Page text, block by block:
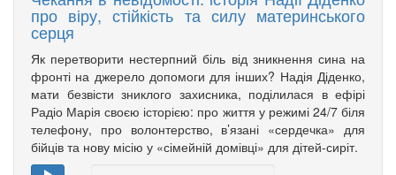
про віру, стійкість та силу материнського
серця
Як перетворити нестерпний біль від зникнення сина на
фронті на джерело допомоги для інших? Надія Діденко,
мати безвісти зниклого захисника, поділилася в ефірі
Радіо Марія своєю історією: про життя у режимі 24/7 біля
телефону, про волонтерство, в’язані «сердечка» для
бійців та нову місію у «сімейній домівці» для дітей-сиріт.